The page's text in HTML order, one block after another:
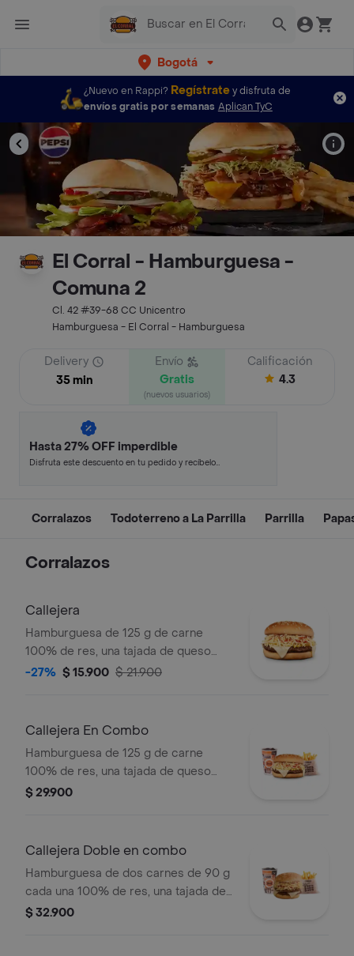
Bogotá
¿Nuevo en Rappi? Regístratey disfruta de
envíos gratis por semanas Aplican TyC
El Corral - Hamburguesa -
Comuna 2
Cl. 42 #39-68 CC Unicentro
Hamburguesa - El Corral - Hamburguesa
Delivery
35 min
Envío
Gratis
(nuevos usuarios)
Calificación
4.3
Hasta 27% OFF imperdible
Disfruta este descuento en tu pedido y recíbelo
Corralazos Todoterreno a La Parrilla Parrilla
Corralazos
Callejera
Hamburguesa de 125 g de carne
100% de res, una tajada de queso
tipo mozzarella, papas callejera, salsa
-27% $ 15.900 $ 21.900
Callejera En Combo
Hamburguesa de 125 g de carne
100% de res, una tajada de queso
tipo mozzarella, papas callejera, salsa
+ bebida PET
$ 29.900
Callejera Doble en combo
Hamburguesa de dos carnes de 90 g
cada una 100% de res, una tajada de
queso tipo mozzarella, papas
$ 32.900